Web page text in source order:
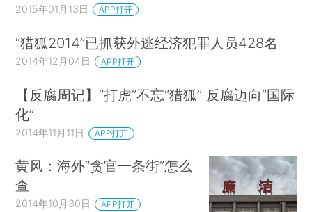
2015年01月13日 APP打开
“猎狐2014”已抓获外逃经济犯罪人员428名
2014年12月04日 APP打开
【反腐周记】“打虎”不忘“猎狐” 反腐迈向“国际
化”
2014年11月11日 APP打开
黄风：海外“贪官一条街”怎么
查
2014年10月30日 APP打开